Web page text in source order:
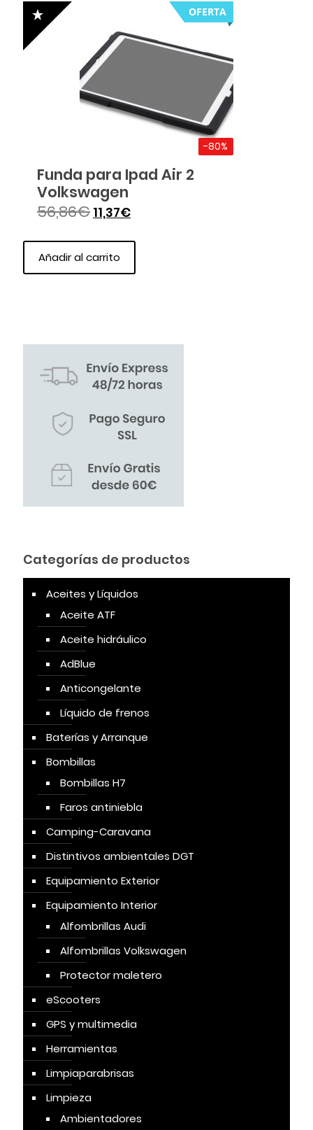
-80%
OFERTA
Funda para Ipad Air 2
Volkswagen
56,86€ 11,37€
Añadir al carrito
Categorías de productos
Aceites y Líquidos
Aceite ATF
Aceite hidráulico
AdBlue
Anticongelante
Líquido de frenos
Baterías y Arranque
Bombillas
Bombillas H7
Faros antiniebla
Camping-Caravana
Distintivos ambientales DGT
Equipamiento Exterior
Equipamiento Interior
Alfombrillas Audi
Alfombrillas Volkswagen
Protector maletero
eScooters
GPS y multimedia
Herramientas
Limpiaparabrisas
Limpieza
Ambientadores